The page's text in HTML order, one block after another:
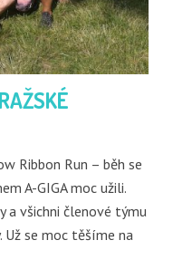
Ribbon Run – běh se
A-GIGA moc užili.
a všichni členové týmu
Už se moc těšíme na